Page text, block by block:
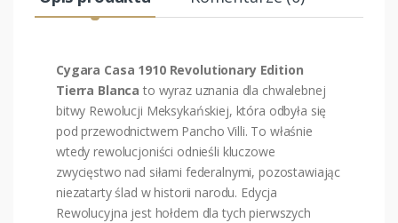
Cygara Casa 1910 Revolutionary Edition
Tierra Blanca to wyraz uznania dla chwalebnej
bitwy Rewolucji Meksykańskiej, która odbyła się
pod przewodnictwem Pancho Villi. To właśnie
wtedy rewolucjoniści odnieśli kluczowe
zwycięstwo nad siłami federalnymi, pozostawiając
niezatarty ślad w historii narodu. Edycja
Rewolucyjna jest hołdem dla tych pierwszych